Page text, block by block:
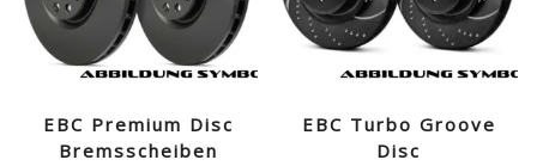
EBC Premium Disc
Bremsscheiben
EBC Turbo Groove
Disc